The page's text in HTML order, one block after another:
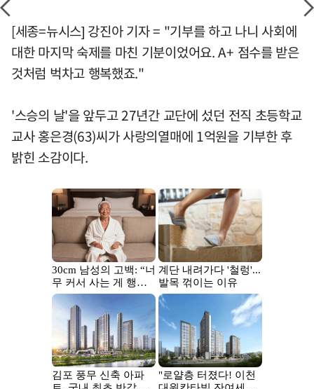
[세종=뉴시스] 강진아 기자 = "기부를 하고 나니 사회에
대한 마지막 숙제를 마친 기분이었어요. A+ 점수를 받은
것처럼 벅차고 행복했죠."
'스승의 날'을 앞두고 27년간 교단에 섰던 전직 초등학교
교사 홍은경(63)씨가 사랑의열매에 1억원을 기부한 후
밝힌 소감이다.